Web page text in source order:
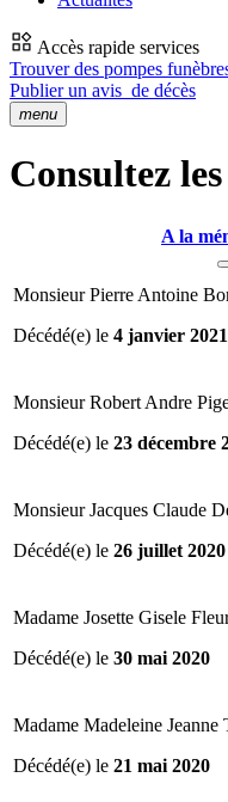
Accès rapide services
Trouver des pompes
Publier un avis de décès
menu
Consultez
A la
Monsieur Pierre Antoine
Décédé(e) le 4 janvier 2021
Monsieur Robert Andre
Décédé(e) le 23 décembre
Monsieur Jacques Claude
Décédé(e) le 26 juillet 2020
Madame Josette Gisele
Décédé(e) le 30 mai 2020
Madame Madeleine Jeanne
Décédé(e) le 21 mai 2020